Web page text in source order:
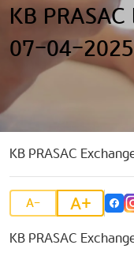
KB
07-04-
KB PRASAC
A- A+
KB PRASAC